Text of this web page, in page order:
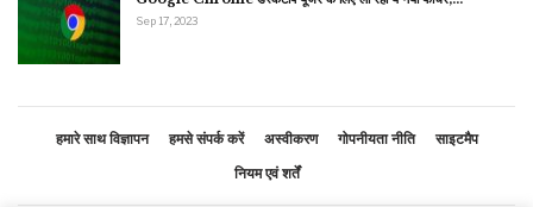
Sep 17, 2023
हमारे साथ विज्ञापन हमसे संपर्क करें अस्वीकरण गोपनीयता नीति
साइटमैप
नियम एवं शर्तें